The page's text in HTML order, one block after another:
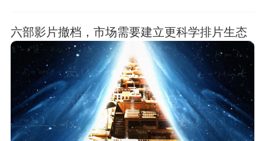
六部影片撤档，市场需要建立更科学排片生态